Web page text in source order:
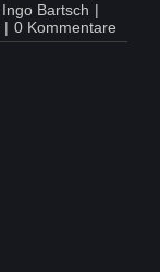
Ingo Bartsch |
| 0 Kommentareon